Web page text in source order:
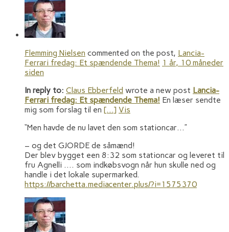
Flemming Nielsen commented on the post, Lancia-
Ferrari fredag: Et spændende Thema! 1 år, 10 måneder
siden
In reply to: Claus Ebberfeld wrote a new post Lancia-
Ferrari fredag: Et spændende Thema! En læser sendte
mig som forslag til en […] Vis
“Men havde de nu lavet den som stationcar…”
– og det GJORDE de såmænd!
Der blev bygget een 8:32 som stationcar og leveret til
fru Agnelli …. som indkøbsvogn når hun skulle ned og
handle i det lokale supermarked.
https://barchetta.mediacenter.plus/?i=1575370